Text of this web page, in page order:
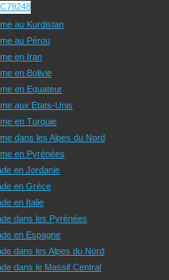
au Kurdistan
au Pérou
en Iran
en Bolivie
en Equateur
aux Etats-Unis
en Turquie
dans les Alpes du Nord
en Pyrénées
en Jordanie
en Grèce
en Italie
dans les Pyrénées
en Espagne
dans les Alpes du Nord
dans le Massif Central